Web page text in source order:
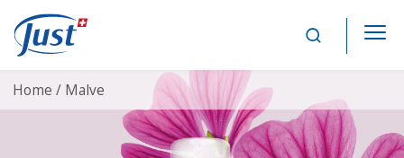
Main Navigation
Home / Malve